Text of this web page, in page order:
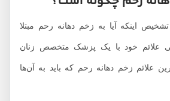
اینکه آیا به زخم دهانه رحم مبتلا
خود با یک پزشک متخصص زنان
زخم دهانه رحم که باید به آن‌ها